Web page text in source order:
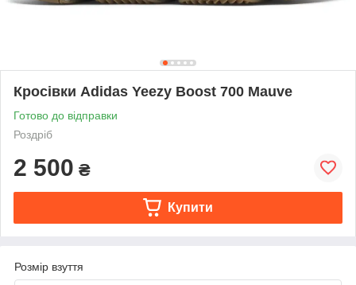
Кросівки Adidas Yeezy Boost 700 Mauve
Готово до відправки
Роздріб
2 500 ₴
Купити
Розмір взуття